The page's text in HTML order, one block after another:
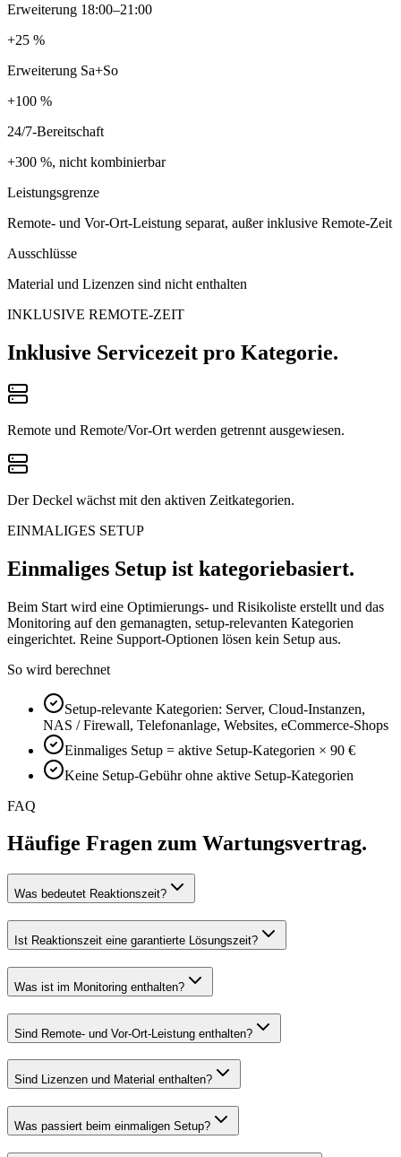
Erweiterung 18:00–21:00
+25 %
Erweiterung Sa+So
+100 %
24/7-Bereitschaft
+300 %, nicht kombinierbar
Leistungsgrenze
Remote- und Vor-Ort-Leistung separat, außer inklusive Remote-Zeit
Ausschlüsse
Material und Lizenzen sind nicht enthalten
INKLUSIVE REMOTE-ZEIT
Inklusive Servicezeit pro Kategorie.
Remote und Remote/Vor-Ort werden getrennt ausgewiesen.
Der Deckel wächst mit den aktiven Zeitkategorien.
EINMALIGES SETUP
Einmaliges Setup ist kategoriebasiert.
Beim Start wird eine Optimierungs- und Risikoliste erstellt und das
Monitoring auf den gemanagten, setup-relevanten Kategorien
eingerichtet. Reine Support-Optionen lösen kein Setup aus.
So wird berechnet
Setup-relevante Kategorien: Server, Cloud-Instanzen,
NAS / Firewall, Telefonanlage, Websites, eCommerce-Shops
Einmaliges Setup = aktive Setup-Kategorien × 90 €
Keine Setup-Gebühr ohne aktive Setup-Kategorien
FAQ
Häufige Fragen zum Wartungsvertrag.
Was bedeutet Reaktionszeit?
Ist Reaktionszeit eine garantierte Lösungszeit?
Was ist im Monitoring enthalten?
Sind Remote- und Vor-Ort-Leistung enthalten?
Sind Lizenzen und Material enthalten?
Was passiert beim einmaligen Setup?